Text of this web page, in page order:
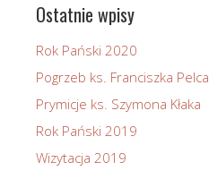
Ostatnie wpisy
Rok Pański 2020
Pogrzeb ks. Franciszka Pelca
Prymicje ks. Szymona Kłaka
Rok Pański 2019
Wizytacja 2019